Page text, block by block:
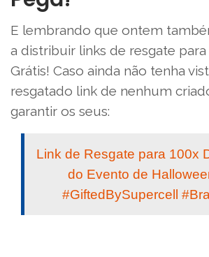
E lembrando que ontem
a distribuir links de resgate
Grátis! Caso ainda não tenha
resgatado link de nenhum
garantir os seus:
Link de Resgate para 100x
do Evento de
#GiftedBySupercell